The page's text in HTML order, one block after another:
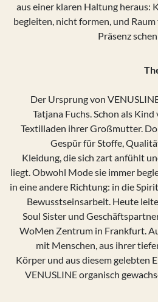
aus einer klaren Haltung heraus:
begleiten, nicht formen, und
Präsenz
Der Ursprung von
Tatjana Fuchs. Schon als
Textilladen ihrer Großmutter.
Gespür für Stoffe,
Kleidung, die sich zart anfühlt
liegt. Obwohl Mode sie immer
in eine andere Richtung: in die
Bewusstseinsarbeit. Heute
Soul Sister und
WoMen Zentrum in Frankfurt.
mit Menschen, aus ihrer
Körper und aus diesem gelebten
VENUSLINE organisch